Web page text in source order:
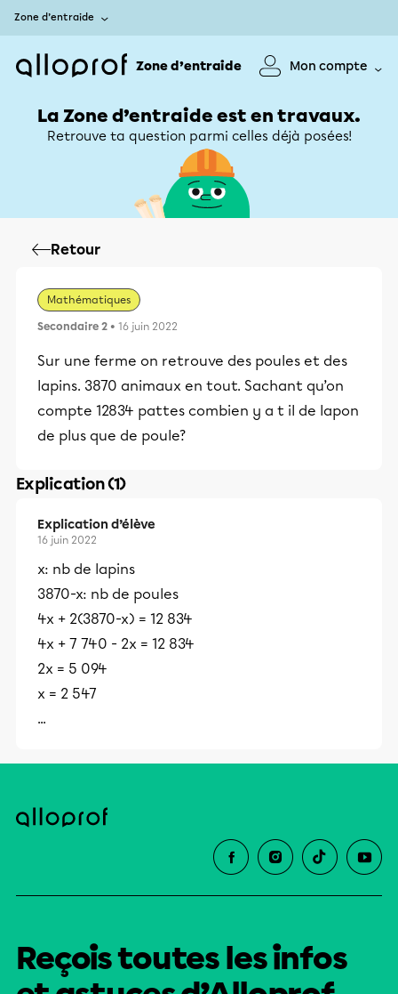
Zone d’entraide
Zone d’entraide Mon compte
La Zone d’entraide est en travaux.
Retrouve ta question parmi celles déjà posées!
Retour
Mathématiques
Secondaire 2 • 16 juin 2022
Sur une ferme on retrouve des poules et des
lapins. 3870 animaux en tout. Sachant qu’on
compte 12834 pattes combien y a t il de lapon
de plus que de poule?
Explication (1)
Explication d’élève
16 juin 2022
x: nb de lapins
3870-x: nb de poules
4x + 2(3870-x) = 12 834
4x + 7 740 - 2x = 12 834
2x = 5 094
x = 2 547
...
Reçois toutes les infos